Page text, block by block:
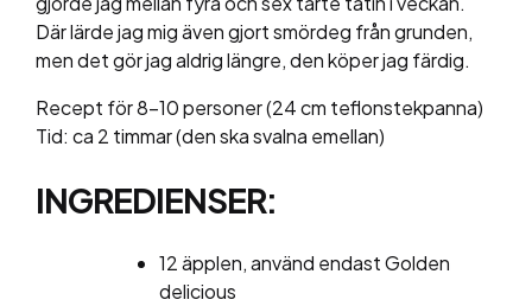
Där lärde jag mig även gjort smördeg från grunden,
men det gör jag aldrig längre, den köper jag färdig.
Recept för 8-10 personer (24 cm teflonstekpanna)
Tid: ca 2 timmar (den ska svalna emellan)
INGREDIENSER:
12 äpplen, använd endast Golden
delicious